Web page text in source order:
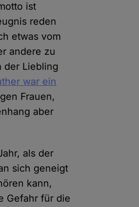
ist
reden
etwas vom
andere zu
der Liebling
war ein
Frauen,
aber
als der
sich geneigt
kann,
Gefahr für die